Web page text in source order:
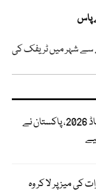
پاس
سے شہر میں ٹریفک کی
انٹرنیشنل نیوکلیئر سائنس اولمپیاڈ 2026، پاکستان نے
کی میز پر لا کر وہ